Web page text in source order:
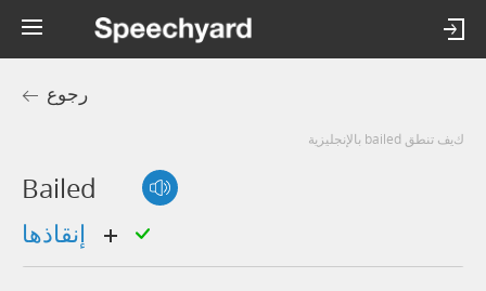
رجوع
كيف تنطق bailed بالإنجليزية
Bailed